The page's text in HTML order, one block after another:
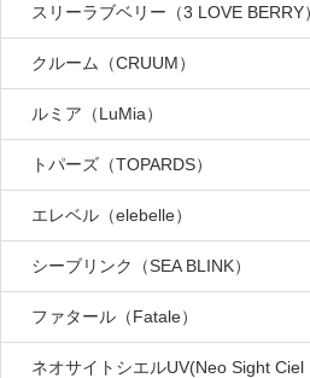
スリーラブベリー（3 LOVE BERRY）
クルーム（CRUUM）
ルミア（LuMia）
トパーズ（TOPARDS）
エレベル（elebelle）
シーブリンク（SEA BLINK）
ファタール（Fatale）
ネオサイトシエルUV(Neo Sight Ciel